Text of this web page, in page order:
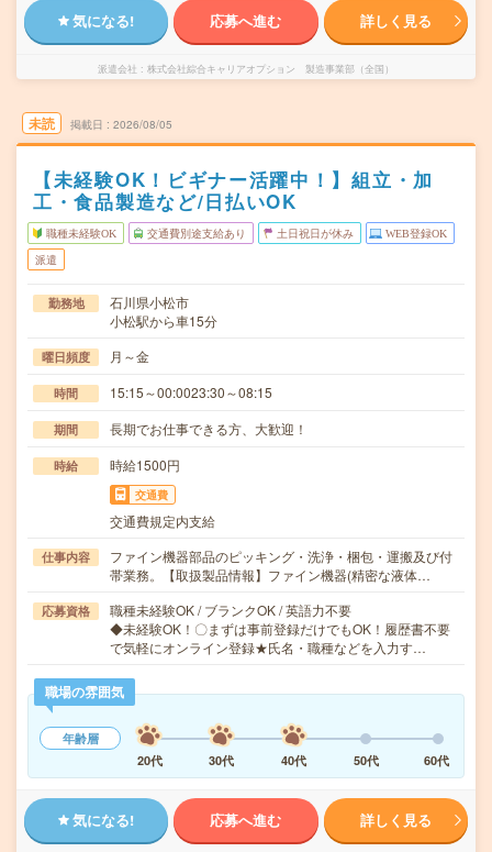
気になる! 応募へ進む 詳しく見る
派遣会社 株式会社綜合キャリアオプション 製造事業部（全国）
未読 掲載日 2026/08/05
【未経験OK！ビギナー活躍中！】組立・加
工・食品製造など/日払いOK
職種未経験OK 交通費別途支給あり 土日祝日が休み WEB登録OK
派遣
勤務地
石川県小松市
小松駅から車15分
曜日頻度 月～金
時間 15:15～00:0023:30～08:15
期間 長期でお仕事できる方、大歓迎！
時給 時給1500円
交通費
交通費規定内支給
仕事内容
ファイン機器部品のピッキング・洗浄・梱包・運搬及び付
帯業務。【取扱製品情報】ファイン機器(精密な液体…
応募資格
職種未経験OK / ブランクOK / 英語力不要
◆未経験OK！〇まずは事前登録だけでもOK！履歴書不要
で気軽にオンライン登録★氏名・職種などを入力す…
職場の雰囲気
年齢層
20代
30代 40代 50代 60代
気になる! 応募へ進む 詳しく見る